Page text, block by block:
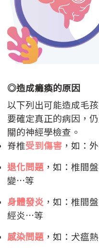
◎造成癱瘓的原因
以下列出可能造成毛
要確定真正的病因，
關的神經學檢查。
脊椎受到傷害 ，如：
退化問題 ，如：椎間
變…等
身體發炎 ，如：椎間
經炎…等
感染問題 ，如：犬瘟